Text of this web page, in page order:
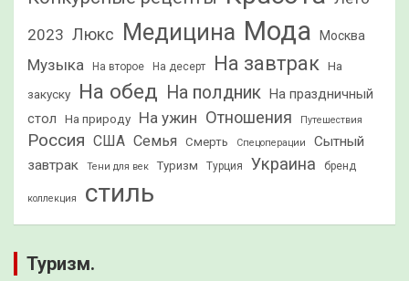
2023 Люкс Медицина Мода Москва
Музыка На второе На десерт На завтрак На
закуску На обед На полдник На праздничный
стол
На природу На ужин Отношения Путешествия
Россия США Семья Смерть Спецоперации
Сытный
завтрак
Тени для век Туризм Турция Украина бренд
коллекция стиль
Туризм.